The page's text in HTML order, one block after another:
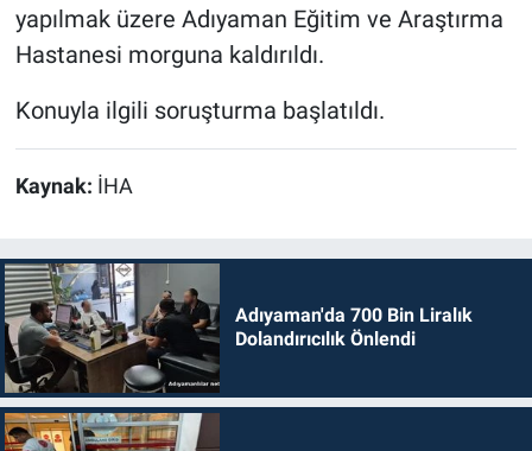
yapılmak üzere Adıyaman Eğitim ve Araştırma
Hastanesi morguna kaldırıldı.
Konuyla ilgili soruşturma başlatıldı.
Kaynak: İHA
Adıyaman'da 700 Bin Liralık
Dolandırıcılık Önlendi